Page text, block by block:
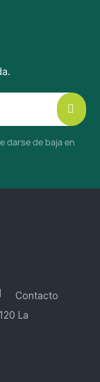
darse de baja en
Contacto
La